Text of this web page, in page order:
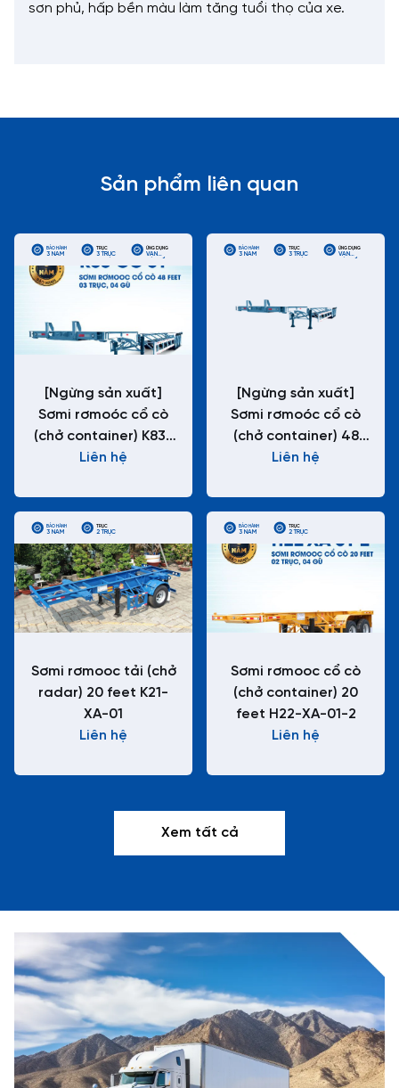
sơn phủ, hấp bền màu làm tăng tuổi thọ của xe.
Sản phẩm liên quan
BẢO HÀNH
3 NĂM
TRỤC
3 TRỤC
ỨNG DỤNG
VẬN
CONTAINER
LẠNH
[Ngừng sản xuất]
Sơmi rơmoóc cổ cò
(chở container) K83-
CC-01
Liên hệ
BẢO HÀNH
3 NĂM
TRỤC
3 TRỤC
ỨNG DỤNG
VẬN
[Ngừng sản xuất]
Sơmi rơmoóc cổ cò
(chở container) 48
feet K83-CC-01-1
Liên hệ
BẢO HÀNH
3 NĂM
TRỤC
2 TRỤC
Sơmi rơmooc tải (chở
radar) 20 feet K21-
XA-01
Liên hệ
BẢO HÀNH
3 NĂM
TRỤC
2 TRỤC
Sơmi rơmooc cổ cò
(chở container) 20
feet H22-XA-01-2
Liên hệ
Xem tất cả